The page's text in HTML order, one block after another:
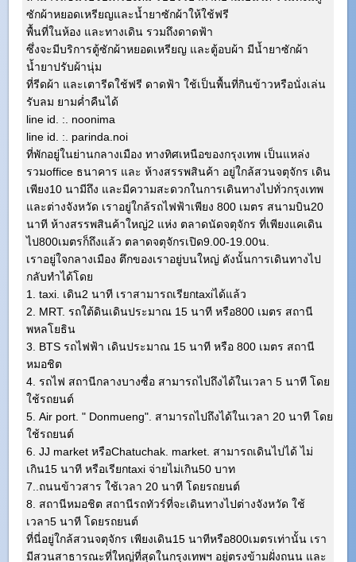
ซักผ้าหยอดเหรียญและน้ำยาซักผ้าให้ใช้ฟรี
พื้นที่ในห้อง และทางเดิน รวมถึงดาดฟ้า
ซึ่งจะมีบริการตู้ซักผ้าหยอดเหรียญ และตู้อบผ้า มีน้ำยาซักผ้า
น้ำยาปรับผ้านุ่ม
ที่รีดผ้า และเตารีดใช้ฟรี ดาดฟ้า ใช้เป็นพื้นที่กินข้าวหรือนั่งเล่น
รับลม ยามค่ำคืนได้
line id. :. noonima
line id. :. parinda.noi
ที่พักอยู่ในย่านกลางเมือง ทางทิศเหนือของกรุงเทพ เป็นแหล่ง
รวมoffice ธนาคาร และ ห้างสรรพสินค้า อยู่ใกล้สวนจตุจักร เดิน
เพียง10 นามีถึง และมีความสะดวกในการเดินทางไปทั่วกรุงเทพ
และต่างจังหวัด เราอยู่ใกล้รถไฟฟ้าเพียง 800 เมตร สนามบิน20
นาที ห้างสรรพสินค้าใหญ่2 แห่ง ตลาดนัดจตุจักร ที่เพียงแคเดิน
ไป800เมตรก็ถึงแล้ว ตลาดจตุจักรเปิด9.00-19.00น.
เราอยู่ใจกลางเมือง ตึกของเราอยู่บนใหญ่ ดังนั้นการเดินทางไป
กลับทำได้โดย
1. taxi. เดิน2 นาที เราสามารถเรียกtaxiได้แล้ว
2. MRT. รถใต้ดินเดินประมาณ 15 นาที หรือ800 เมตร สถานี
พหลโยธิน
3. BTS รถไฟฟ้า เดินประมาณ 15 นาที หรือ 800 เมตร สถานี
หมอชิต
4. รถไฟ สถานีกลางบางซื่อ สามารถไปถึงได้ในเวลา 5 นาที โดย
ใช้รถยนต์
5. Air port. " Donmueng". สามารถไปถึงได้ในเวลา 20 นาที โดย
ใช้รถยนต์
6. JJ market หรือChatuchak. market. สามารถเดินไปได้ ไม่
เกิน15 นาที หรือเรียกtaxi จ่ายไม่เกิน50 บาท
7..ถนนข้าวสาร ใช้เวลา 20 นาที โดยรถยนต์
8. สถานีหมอชิต สถานีรถทัวร์ที่จะเดินทางไปต่างจังหวัด ใช้
เวลา5 นาที โดยรถยนต์
ที่นี่อยู่ใกล้สวนจตุจักร เพียงเดิน15 นาทีหรือ800เมตรเท่านั้น เรา
มีสวนสาธารณะที่ใหญ่ที่สุดในกรุงเทพฯ อยู่ตรงข้ามฝั่งถนน และ